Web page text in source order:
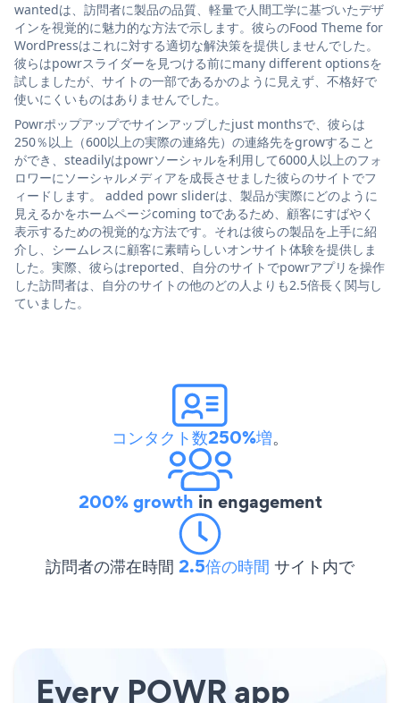
wantedは、訪問者に製品の品質、軽量で人間工学に基づいたデザ
インを視覚的に魅力的な方法で示します。彼らのFood Theme for
WordPressはこれに対する適切な解決策を提供しませんでした。
彼らはpowrスライダーを見つける前にmany different optionsを
試しましたが、サイトの一部であるかのように見えず、不格好で
使いにくいものはありませんでした。
Powrポップアップでサインアップしたjust monthsで、彼らは
250％以上（600以上の実際の連絡先）の連絡先をgrowすること
ができ、steadilyはpowrソーシャルを利用して6000人以上のフォ
ロワーにソーシャルメディアを成長させました彼らのサイトでフ
ィードします。 added powr sliderは、製品が実際にどのように
見えるかをホームページcoming toであるため、顧客にすばやく
表示するための視覚的な方法です。それは彼らの製品を上手に紹
介し、シームレスに顧客に素晴らしいオンサイト体験を提供しま
した。実際、彼らはreported、自分のサイトでpowrアプリを操作
した訪問者は、自分のサイトの他のどの人よりも2.5倍長く関与し
ていました。
コンタクト数250%増。
200% growth in engagement
訪問者の滞在時間 2.5倍の時間 サイト内で
Every POWR app